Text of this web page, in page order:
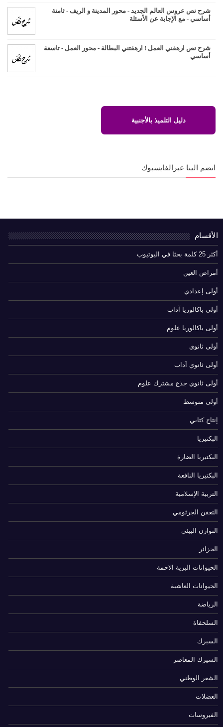
شرح نص عروس العالم الجديد - محور المدينة و الريف - ثامنة
أساسي - مع الإجابة عن الأسئلة
شرح نص ارهقني العمل ! ارهقتني البطالة - محور العمل - تاسعة
أساسي
دليل التلميذ بالأجنبية
انضم الينا عبرالفايسبوك
الأقسام
أكثر 25 كلمة بحثا في اليوتيوب
أمراض العين
أولى إعدادي
أولى باكالوريا آداب
أولى باكالوريا علوم
أولى ثانوي
أولى ثانوي آداب
أولى ثانوي جذع مشترك علوم
أولى متوسط
إنتاج كتابي
البكتيريا
البكتيريا الضارة
البكتيريا النافعة
التربية الإسلامية
التعفن الجرثومي
التوازن البيئي
الجزائر
الحيوانات البرية الاحمة
الحيوانات العاشبة
الرياضة
السلحفاة
السيرك
السيرك المعاصر
الشعر الوطني
العضلات
الفيروسات